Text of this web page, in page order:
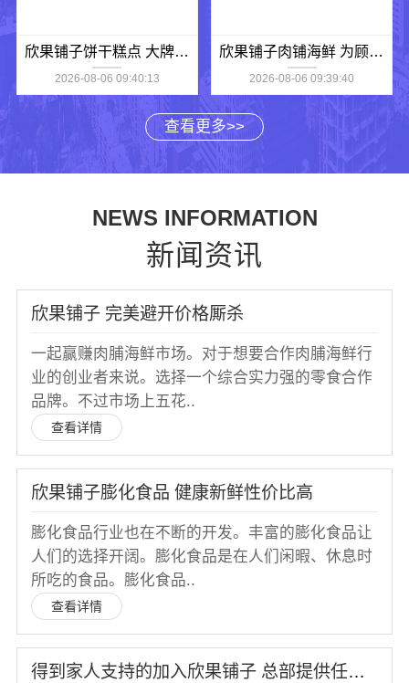
欣果铺子饼干糕点 大牌品质后顾无忧
2026-08-06 09:40:13
欣果铺子肉铺海鲜 为顾客提供一系列解决方案
2026-08-06 09:39:40
查看更多>>
NEWS INFORMATION
新闻资讯
欣果铺子 完美避开价格厮杀
一起赢赚肉脯海鲜市场。对于想要合作肉脯海鲜行
业的创业者来说。选择一个综合实力强的零食合作
品牌。不过市场上五花..
查看详情
欣果铺子膨化食品 健康新鲜性价比高
膨化食品行业也在不断的开发。丰富的膨化食品让
人们的选择开阔。膨化食品是在人们闲暇、休息时
所吃的食品。膨化食品..
查看详情
得到家人支持的加入欣果铺子 总部提供任何资源